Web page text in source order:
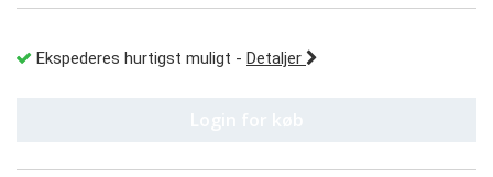
Ekspederes hurtigst muligt - Detaljer